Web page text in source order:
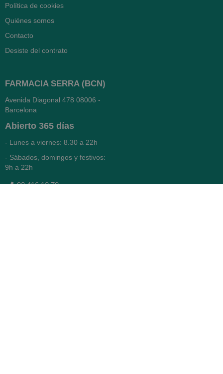
Política de cookies
Quiénes somos
Contacto
Desiste del contrato
FARMACIA SERRA (BCN)
Avenida Diagonal 478 08006 -
Barcelona
Abierto 365 días
- Lunes a viernes: 8.30 a 22h
- Sábados, domingos y festivos:
9h a 22h
93 416 12 70